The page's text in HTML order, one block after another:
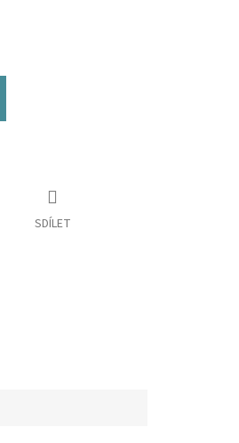
SDÍLET